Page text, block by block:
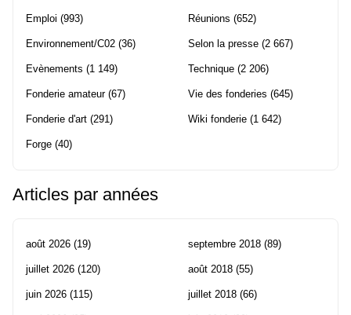
Emploi (993)
Environnement/C02 (36)
Evènements (1 149)
Fonderie amateur(67)
Fonderie d'art (291)
Forge (40)
Réunions (652)
Selon la presse (2 667)
Technique (2 206)
Vie des fonderies (645)
Wiki fonderie (1 642)
Articles par années
août 2026 (19)
juillet 2026 (120)
juin 2026 (115)
septembre 2018 (89)
août 2018 (55)
juillet 2018 (66)